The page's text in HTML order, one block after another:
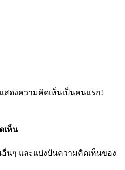
สดงความคิดเห็นเป็นคนแรก!
เห็น
นๆ และแบ่งปันความคิดเห็นของ